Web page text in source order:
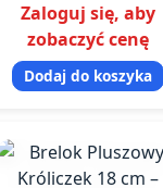
sklepów z zabawkami i
punktów promocyjnych.
W…
Zaloguj się, aby
zobaczyć cenę
Dodaj do koszyka